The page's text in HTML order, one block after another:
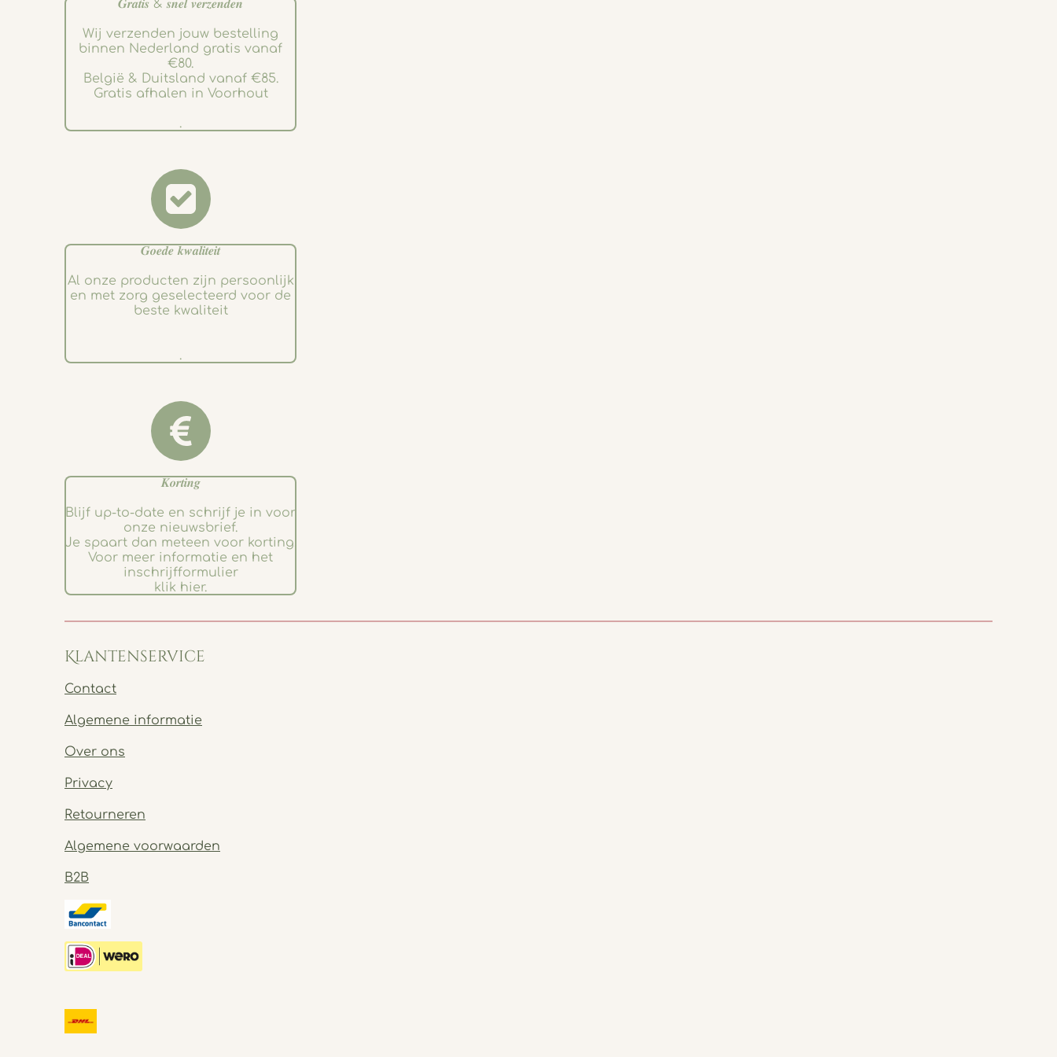
𝑮𝒓𝒂𝒕𝒊𝒔 & 𝒔𝒏𝒆𝒍 𝒗𝒆𝒓𝒛𝒆𝒏𝒅𝒆𝒏
Wij verzenden jouw bestelling
binnen Nederland gratis vanaf
€80.
België & Duitsland vanaf €85.
Gratis afhalen in Voorhout
.
𝑮𝒐𝒆𝒅𝒆 𝒌𝒘𝒂𝒍𝒊𝒕𝒆𝒊𝒕
Al onze producten zijn persoonlijk
en met zorg geselecteerd voor de
beste kwaliteit
.
𝑲𝒐𝒓𝒕𝒊𝒏𝒈
Blijf up-to-date en schrijf je in voor
onze nieuwsbrief.
Je spaart dan meteen voor korting.
Voor meer informatie en het
inschrijfformulier
klik hier.
Klantenservice
Contact
Algemene informatie
Over ons
Privacy
Retourneren
Algemene voorwaarden
B2B